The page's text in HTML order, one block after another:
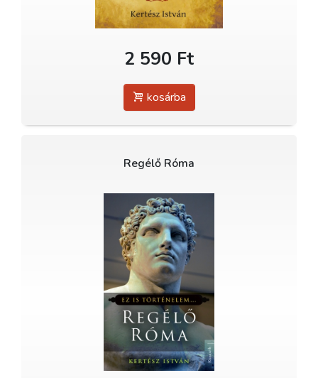
2 590 Ft
kosárba
Regélő Róma